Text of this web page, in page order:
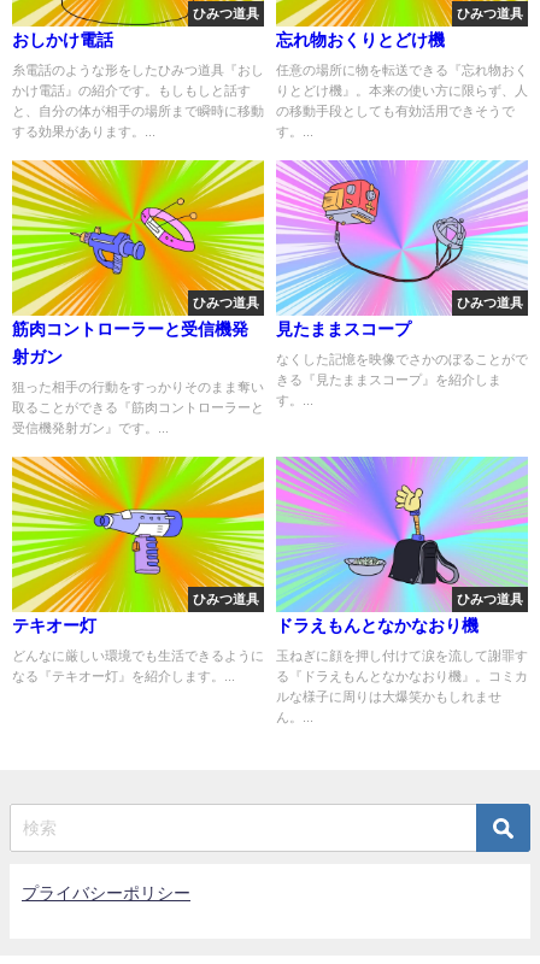
ひみつ道具
おしかけ電話
糸電話のような形をしたひみつ道具『おし
かけ電話』の紹介です。もしもしと話す
と、自分の体が相手の場所まで瞬時に移動
する効果があります。...
ひみつ道具
忘れ物おくりとどけ機
任意の場所に物を転送できる『忘れ物おく
りとどけ機』。本来の使い方に限らず、人
の移動手段としても有効活用できそうで
す。...
ひみつ道具
筋肉コントローラーと受信機発
射ガン
狙った相手の行動をすっかりそのまま奪い
取ることができる『筋肉コントローラーと
受信機発射ガン』です。...
ひみつ道具
見たままスコープ
なくした記憶を映像でさかのぼることがで
きる『見たままスコープ』を紹介しま
す。...
ひみつ道具
テキオー灯
どんなに厳しい環境でも生活できるように
なる『テキオー灯』を紹介します。...
ひみつ道具
ドラえもんとなかなおり機
玉ねぎに顔を押し付けて涙を流して謝罪す
る『ドラえもんとなかなおり機』。コミカ
ルな様子に周りは大爆笑かもしれませ
ん。...
プライバシーポリシー